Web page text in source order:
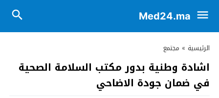
Med24.ma
الرئيسية » مجتمع
اشادة وطنية بدور مكتب السلامة الصحية
في ضمان جودة الاضاحي